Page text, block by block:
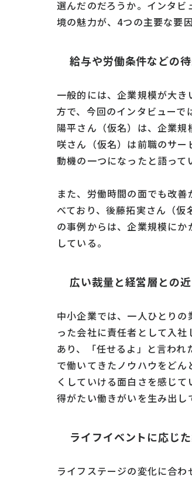
選んだのだろうか。インタ
境の魅力が、4つの主要な要
給与や労働条件などの
一般的には、企業規模が大
方で、今回のインタビュー
陽平さん（仮名）は、企業
咲さん（仮名）は前職のサ
動機の一つになったと語って
また、労働時間の面でも改
べており、後藤拓実さん（
の事例からは、企業規模に
している。
広い裁量と経営層との
中小企業では、一人ひとり
った会社に責任者として入
あり、「任せるよ」と言わ
で働いてきたノウハウをど
くしていける面白さを感じ
得がたい働きがいを生み出し
ライフイベントに応じ
ライフステージの変化に合わ